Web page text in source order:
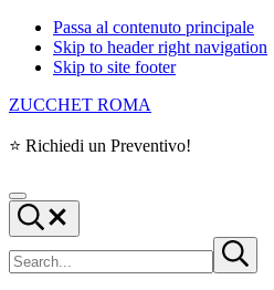
Passa al contenuto principale
Skip to header right navigation
Skip to site footer
ZUCCHET ROMA
⭐ Richiedi un Preventivo!
Menu
Search...
nel
Submit
search